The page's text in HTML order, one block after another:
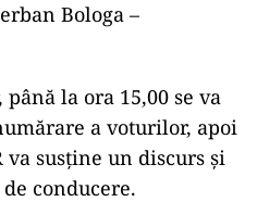
Bologa –
la ora 15,00 se va
a voturilor, apoi
susţine un discurs şi
conducere.